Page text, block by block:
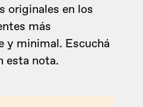
originales en los
más
y minimal. Escuchá
esta nota.